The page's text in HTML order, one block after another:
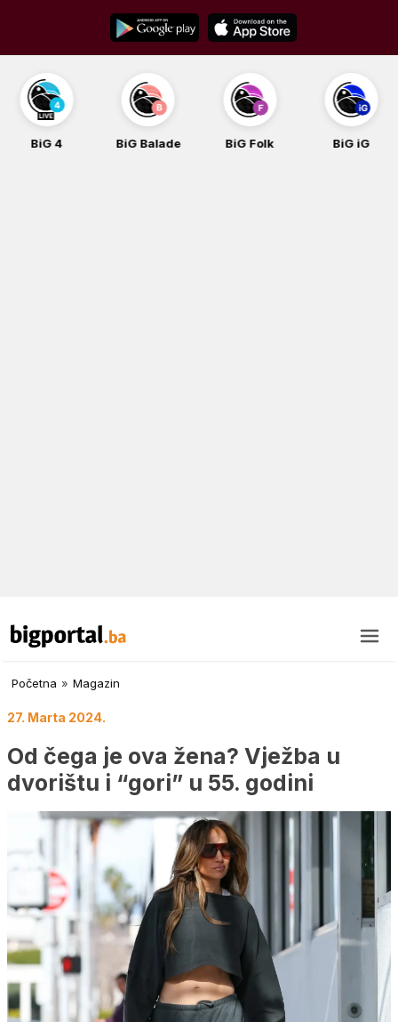
content
BiG Balade BiG Folk BiG iG BiG Rock
Početna » Magazin
27. Marta 2024.
Od čega je ova žena? Vježba u
dvorištu i “gori” u 55. godini